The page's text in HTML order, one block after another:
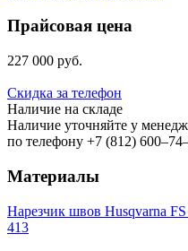
Прайсовая цена
227 000 руб.
Скидка за телефон
Наличие на складе
Наличие уточняйте у
по телефону +7 (812)
Материалы
Нарезчик швов Husqvarna
413